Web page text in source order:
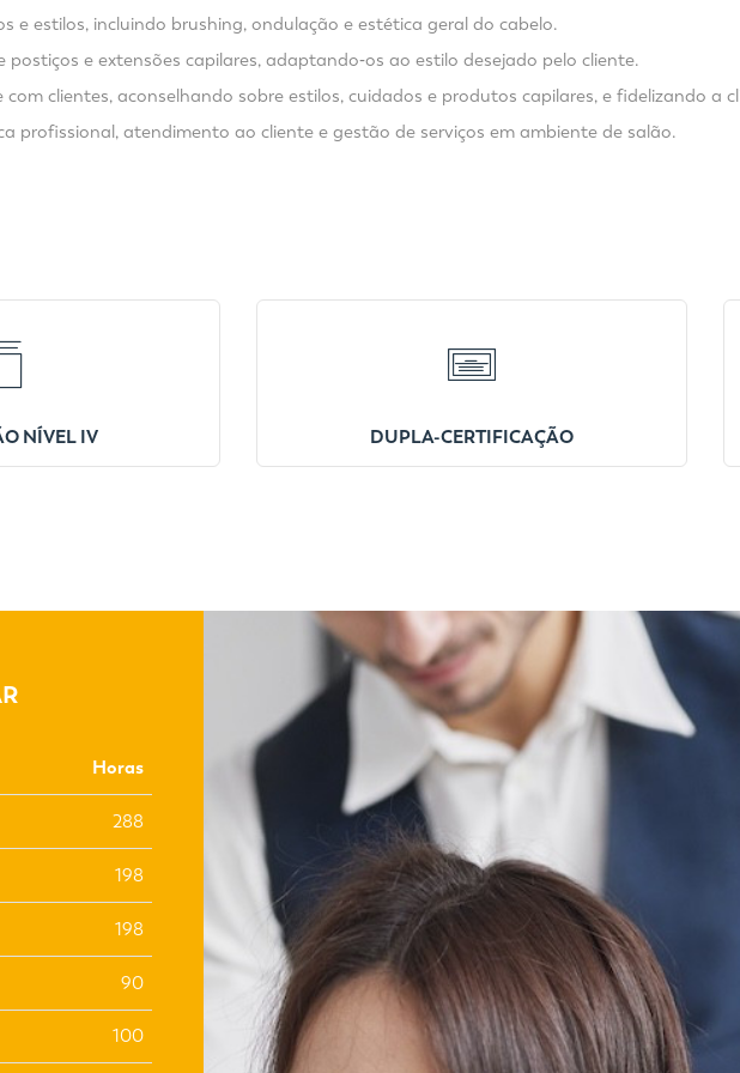
e estilos, incluindo brushing, ondulação e estética geral do cabelo.
e extensões capilares, adaptando‑os ao estilo desejado pelo cliente.
clientes, aconselhando sobre estilos, cuidados e produtos capilares, e fidelizando a
profissional, atendimento ao cliente e gestão de serviços em ambiente de salão.
NÍVEL IV DUPLA-CERTIFICAÇÃO
Horas
288
198
198
90
100